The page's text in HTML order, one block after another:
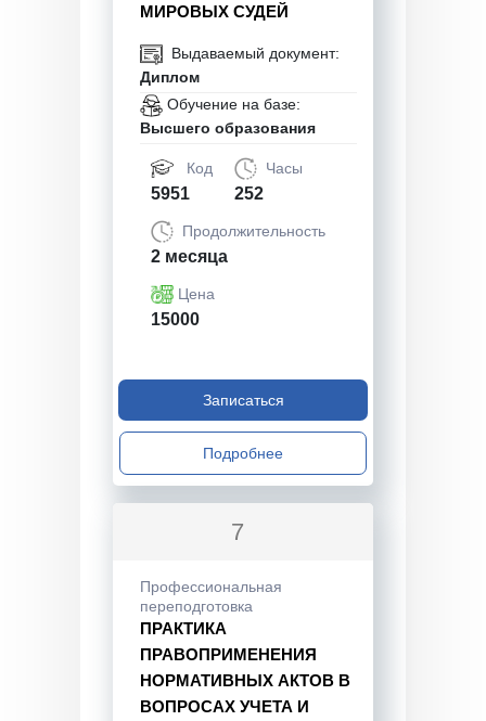
МИРОВЫХ СУДЕЙ
Выдаваемый документ:
Диплом
Обучение на базе:
Высшего образования
Код
5951
Часы
252
Продолжительность
2 месяца
Цена
15000
Записаться
Подробнее
7
Профессиональная
переподготовка
ПРАКТИКА
ПРАВОПРИМЕНЕНИЯ
НОРМАТИВНЫХ АКТОВ В
ВОПРОСАХ УЧЕТА И